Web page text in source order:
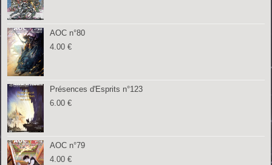
AOC n°80
4.00€
Présences d'Esprits n°123
6.00€
AOC n°79
4.00€